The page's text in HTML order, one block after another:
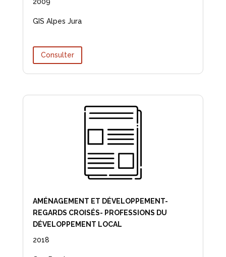
GIS Alpes Jura
Consulter
AMÉNAGEMENT ET DÉVELOPPEMENT-
REGARDS CROISÉS- PROFESSIONS DU
DÉVELOPPEMENT LOCAL
2018